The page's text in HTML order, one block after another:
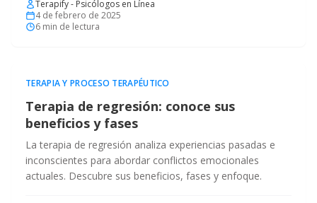
Terapify - Psicólogos en Línea
4 de febrero de 2025
6 min de lectura
TERAPIA Y PROCESO TERAPÉUTICO
Terapia de regresión: conoce sus
beneficios y fases
La terapia de regresión analiza experiencias pasadas e
inconscientes para abordar conflictos emocionales
actuales. Descubre sus beneficios, fases y enfoque.